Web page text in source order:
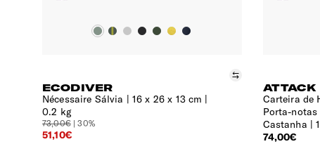
ECODIVER
Nécessaire Sálvia
16 x 26 x 13 cm |
0.2 kg
Comparar
73,00€ | 30%
51,10€
ATTACK
Carteira de
Porta-notas
Castanha
74,00€